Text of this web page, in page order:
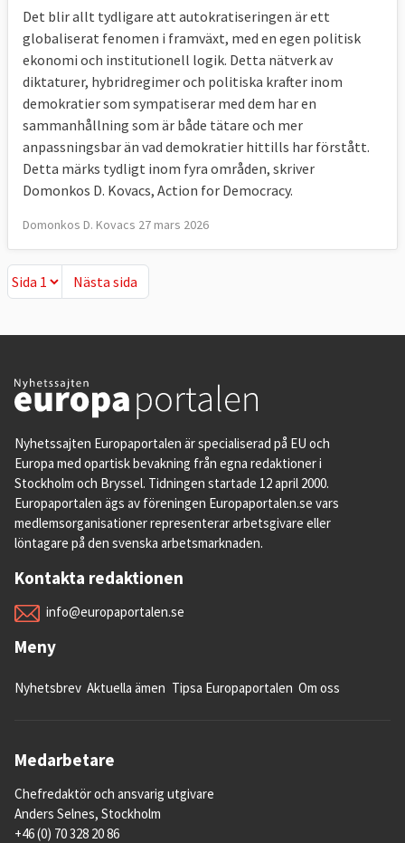
Det blir allt tydligare att autokratiseringen är ett
globaliserat fenomen i framväxt, med en egen politisk
ekonomi och institutionell logik. Detta nätverk av
diktaturer, hybridregimer och politiska krafter inom
demokratier som sympatiserar med dem har en
sammanhållning som är både tätare och mer
anpassningsbar än vad demokratier hittills har förstått.
Detta märks tydligt inom fyra områden, skriver
Domonkos D. Kovacs, Action for Democracy.
Domonkos D. Kovacs 27 mars 2026
Nästa sida
Nästa sida
Nyhetssajten Europaportalen är specialiserad på EU och
Europa med opartisk bevakning från egna redaktioner i
Stockholm och Bryssel. Tidningen startade 12 april 2000.
Europaportalen ägs av föreningen Europaportalen.se vars
medlemsorganisationer representerar arbetsgivare eller
löntagare på den svenska arbetsmarknaden.
Kontakta redaktionen
info@europaportalen.se
Meny
Nyhetsbrev Aktuella ämen Tipsa Europaportalen Om oss
Medarbetare
Chefredaktör och ansvarig utgivare
Anders Selnes, Stockholm
+46 (0) 70 328 20 86